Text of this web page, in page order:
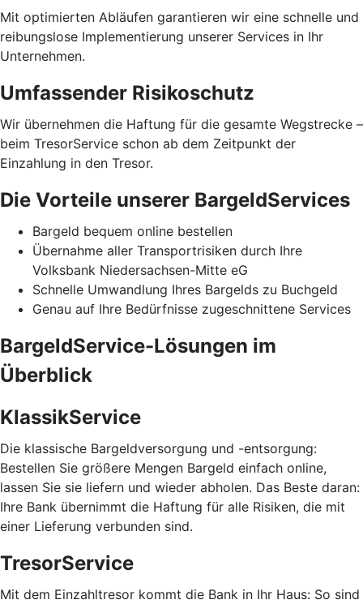
Mit optimierten Abläufen garantieren wir eine schnelle und
reibungslose Implementierung unserer Services in Ihr
Unternehmen.
Umfassender Risikoschutz
Wir übernehmen die Haftung für die gesamte Wegstrecke –
beim TresorService schon ab dem Zeitpunkt der
Einzahlung in den Tresor.
Die Vorteile unserer BargeldServices
Bargeld bequem online bestellen
Übernahme aller Transportrisiken durch Ihre
Volksbank Niedersachsen-Mitte eG
Schnelle Umwandlung Ihres Bargelds zu Buchgeld
Genau auf Ihre Bedürfnisse zugeschnittene Services
BargeldService-Lösungen im
Überblick
KlassikService
Die klassische Bargeldversorgung und -entsorgung:
Bestellen Sie größere Mengen Bargeld einfach online,
lassen Sie sie liefern und wieder abholen. Das Beste daran:
Ihre Bank übernimmt die Haftung für alle Risiken, die mit
einer Lieferung verbunden sind.
TresorService
Mit dem Einzahltresor kommt die Bank in Ihr Haus: So sind